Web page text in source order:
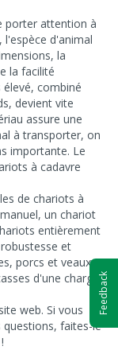
porter attention à
l'espèce d'animal
la
la facilité
combiné
devient vite
assure une
à transporter, on
importante. Le
à cadavre
de chariots à
un chariot
entièrement
et
porcs et veaux.
d'une charge
web. Si vous
questions, faites-le
Feedback